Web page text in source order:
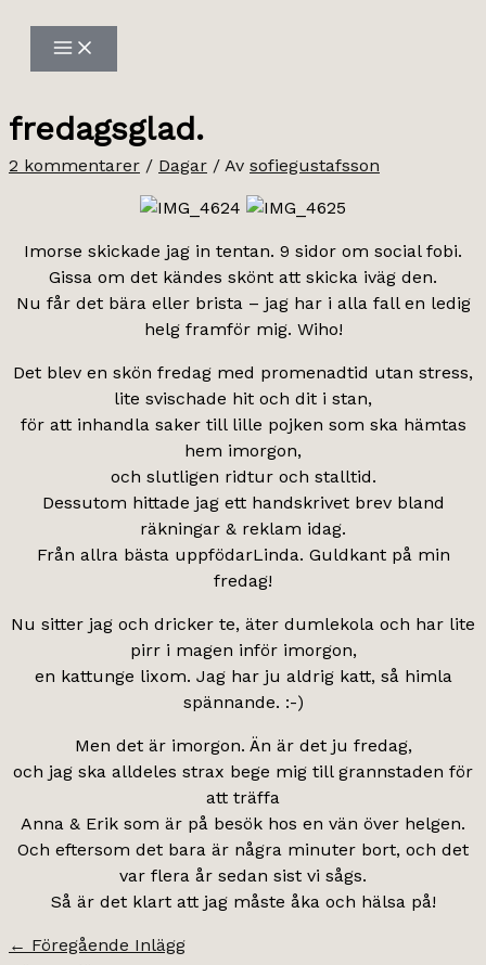
innehåll
fredagsglad.
2 kommentarer / Dagar / Av sofiegustafsson
Imorse skickade jag in tentan. 9 sidor om social fobi.
Gissa om det kändes skönt att skicka iväg den.
Nu får det bära eller brista – jag har i alla fall en ledig
helg framför mig. Wiho!
Det blev en skön fredag med promenadtid utan stress,
lite svischade hit och dit i stan,
för att inhandla saker till lille pojken som ska hämtas
hem imorgon,
och slutligen ridtur och stalltid.
Dessutom hittade jag ett handskrivet brev bland
räkningar & reklam idag.
Från allra bästa uppfödarLinda. Guldkant på min
fredag!
Nu sitter jag och dricker te, äter dumlekola och har lite
pirr i magen inför imorgon,
en kattunge lixom. Jag har ju aldrig katt, så himla
spännande. :-)
Men det är imorgon. Än är det ju fredag,
och jag ska alldeles strax bege mig till grannstaden för
att träffa
Anna & Erik som är på besök hos en vän över helgen.
Och eftersom det bara är några minuter bort, och det
var flera år sedan sist vi sågs.
Så är det klart att jag måste åka och hälsa på!
← Föregående Inlägg